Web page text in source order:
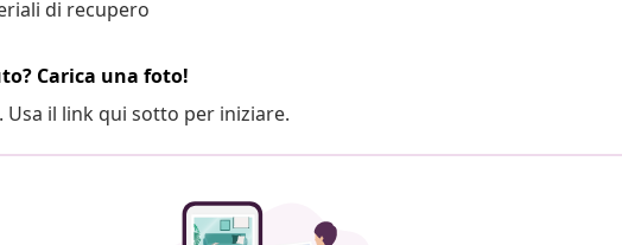
di recupero
Carica una foto!
il link qui sotto per iniziare.